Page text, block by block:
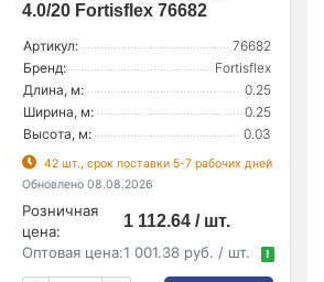
4.0/20 Fortisflex 76682
Артикул:
76682
Бренд:
Fortisflex
Длина, м:
0.25
Ширина, м:
0.25
Высота, м:
0.03
42 шт., срок поставки 5-7 рабочих дней
Обновлено 08.08.2026
Розничная
цена:
1 112.64 / шт.
Оптовая цена:1 001.38 руб. / шт. !